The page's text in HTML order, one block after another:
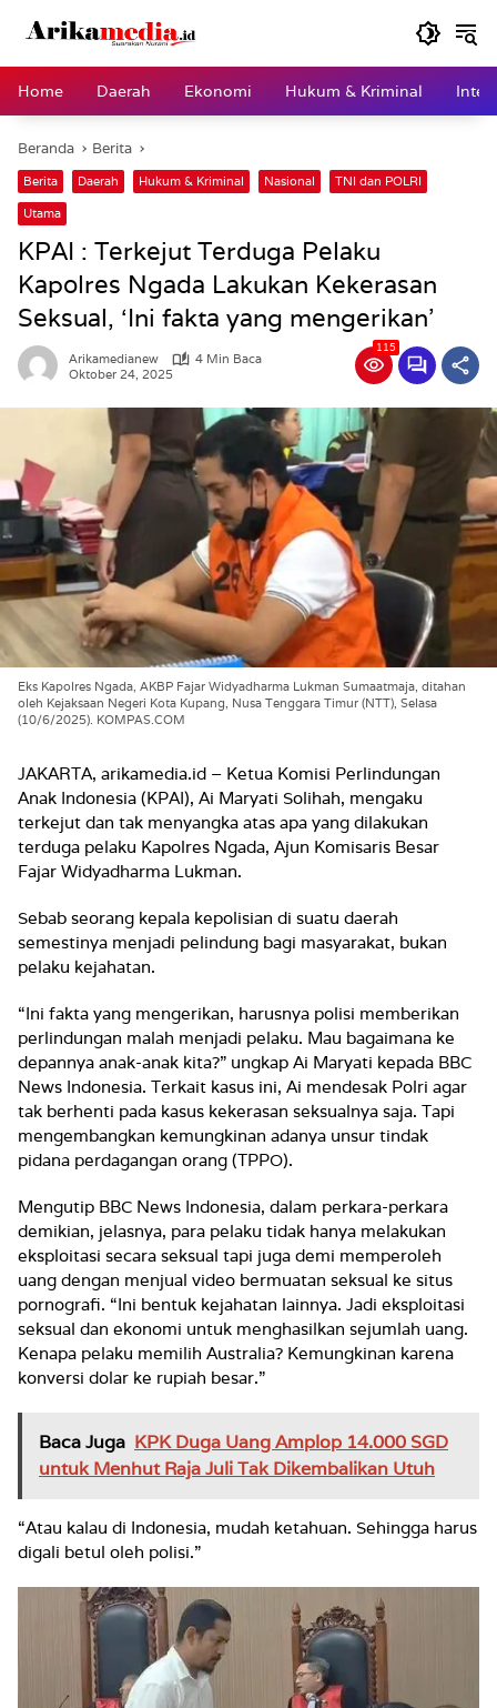
Home
Daerah Ekonomi Hukum & Kriminal
Beranda Berita
Berita Daerah Hukum & Kriminal Nasional TNI dan POLRI
Utama
KPAI : Terkejut Terduga Pelaku
Kapolres Ngada Lakukan Kekerasan
Seksual, ‘Ini fakta yang mengerikan’
Arikamedianew
4 Min Baca
Oktober 24, 2025
115
Eks Kapolres Ngada, AKBP Fajar Widyadharma Lukman Sumaatmaja, ditahan
oleh Kejaksaan Negeri Kota Kupang, Nusa Tenggara Timur (NTT), Selasa
(10/6/2025). KOMPAS.COM
JAKARTA, arikamedia.id – Ketua Komisi Perlindungan
Anak Indonesia (KPAI), Ai Maryati Solihah, mengaku
terkejut dan tak menyangka atas apa yang dilakukan
terduga pelaku Kapolres Ngada, Ajun Komisaris Besar
Fajar Widyadharma Lukman.
Sebab seorang kepala kepolisian di suatu daerah
semestinya menjadi pelindung bagi masyarakat, bukan
pelaku kejahatan.
“Ini fakta yang mengerikan, harusnya polisi memberikan
perlindungan malah menjadi pelaku. Mau bagaimana ke
depannya anak-anak kita?” ungkap Ai Maryati kepada BBC
News Indonesia. Terkait kasus ini, Ai mendesak Polri agar
tak berhenti pada kasus kekerasan seksualnya saja. Tapi
mengembangkan kemungkinan adanya unsur tindak
pidana perdagangan orang (TPPO).
Mengutip BBC News Indonesia, dalam perkara-perkara
demikian, jelasnya, para pelaku tidak hanya melakukan
eksploitasi secara seksual tapi juga demi memperoleh
uang dengan menjual video bermuatan seksual ke situs
pornografi. “Ini bentuk kejahatan lainnya. Jadi eksploitasi
seksual dan ekonomi untuk menghasilkan sejumlah uang.
Kenapa pelaku memilih Australia? Kemungkinan karena
konversi dolar ke rupiah besar.”
Baca Juga KPK Duga Uang Amplop 14.000 SGD
untuk Menhut Raja Juli Tak Dikembalikan Utuh
“Atau kalau di Indonesia, mudah ketahuan. Sehingga harus
digali betul oleh polisi.”